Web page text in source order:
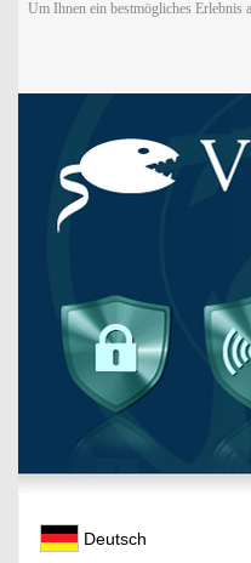
Um Ihnen ein bestmögliches Erlebnis
Deutsch